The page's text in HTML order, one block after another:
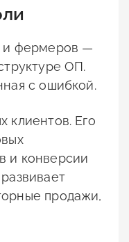
и фермеров —
ОП.
с ошибкой.
клиентов. Его
и конверсии
продажи,